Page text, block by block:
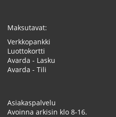
Maksutavat:
Verkkopankki
Luottokortti
Avarda - Lasku
Avarda - Tili
Asiakaspalvelu
Avoinna arkisin klo 8-16.